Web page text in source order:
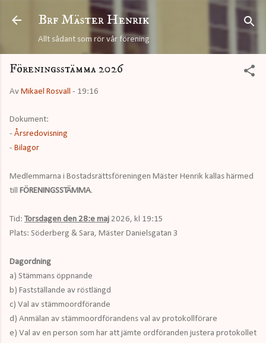
Fortsätt till huvudinnehåll
Brf Mäster Henrik
Allt sådant som rör vår förening
Föreningsstämma 2026
Av Mikael Rosvall - 19:16
Dokument:
- Årsredovisning
- Bilagor
Medlemmarna i Bostadsrättsföreningen Mäster Henrik kallas härmed
till FÖRENINGSSTÄMMA.
Tid: Torsdagen den 28:e maj 2026, kl 19:15
Plats: Söderberg & Sara, Mäster Danielsgatan 3
Dagordning
a) Stämmans öppnande
b) Fastställande av röstlängd
c) Val av stämmoordförande
d) Anmälan av stämmoordförandens val av protokollförare
e) Val av en person som har att jämte ordföranden justera protokollet